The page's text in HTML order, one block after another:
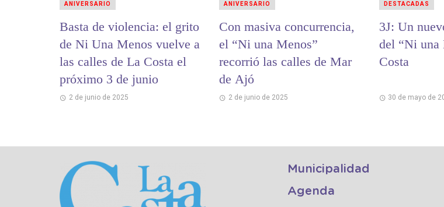
Basta de violencia: el grito
de Ni Una Menos vuelve a
las calles de La Costa el
próximo 3 de junio
2 de junio de 2025
ANIVERSARIO
Con masiva concurrencia,
el “Ni una Menos”
recorrió las calles de Mar
de Ajó
2 de junio de 2025
ANIVERSARIO
3J: Un
del “Ni una
Costa
30 de mayo de
DESTACADAS
Municipalidad
Agenda